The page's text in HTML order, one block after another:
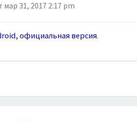
мар 31, 2017 2:17 pm
официальная версия.